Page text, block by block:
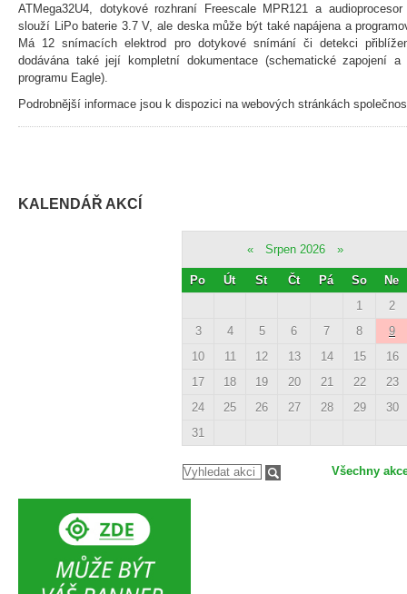
ATMega32U4, dotykové rozhraní Freescale MPR121 a
slouží LiPo baterie 3.7 V, ale deska může být také napájena a
Má 12 snímacích elektrod pro dotykové snímání či detekci
dodávána také její kompletní dokumentace (schematické zapojení
programu Eagle).
Podrobnější informace jsou k dispozici na webových stránkách
KALENDÁŘ AKCÍ
« Srpen 2026 »
Po Út St Čt Pá So
Ne
1
2
3
4 5 6 7 8
9
10
11 12 13 14 15
16
17
18 19 20 21 22
23
24
25 26 27 28 29
30
31
Všechny